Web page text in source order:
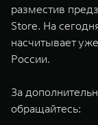
разместив
Store. На
насчитывает
России.
За
обращайтесь: